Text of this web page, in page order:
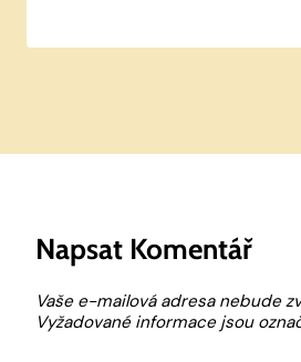
Napsat Komentář
Vaše e-mailová adresa nebude
Vyžadované informace jsou